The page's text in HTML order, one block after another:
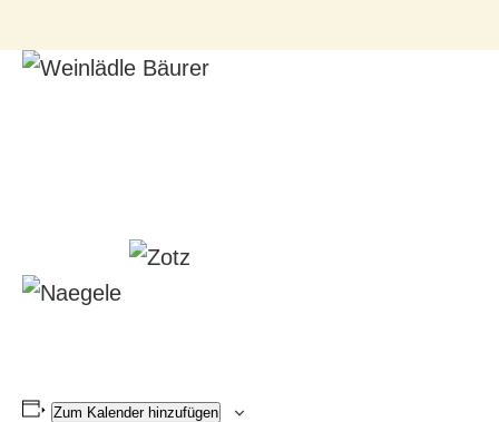
Zum Kalender hinzufügen